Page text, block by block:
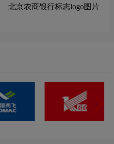
北京农商银行标志logo图片